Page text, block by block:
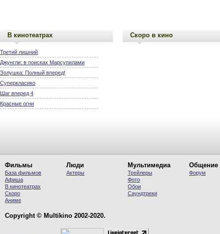
В кинотеатрах
Третий лишний
Джунгли: в поисках Марсупилами
Золушка: Полный вперед!
Суперкласико
Шаг вперед 4
Красные огни
Скоро в кино
Фильмы
База фильмов
Афиша
В кинотеатрах
Скоро
Аниме
Люди
Актеры
Мультимедиа
Трейлеры
Фото
Обои
Саундтреки
Общение
Форум
Copyright © Multikino 2002-2020.